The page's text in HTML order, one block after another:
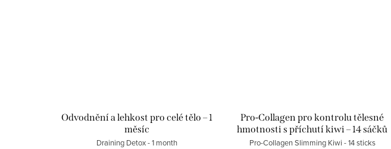
Odvodnění a lehkost pro celé tělo – 1
měsíc
Draining Detox - 1 month
Pro-Collagen pro kontrolu tělesné
hmotnosti s příchutí kiwi – 14 sáčků
Pro-Collagen Slimming Kiwi - 14 sticks